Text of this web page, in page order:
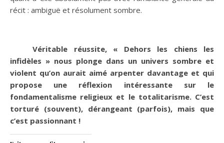
récit : ambiguë et résolument sombre.
Véritable réussite, « Dehors les chiens les
infidèles » nous plonge dans un univers sombre et
violent qu’on aurait aimé arpenter davantage et qui
propose une réflexion intéressante sur le
fondamentalisme religieux et le totalitarisme. C’est
torturé (souvent), dérangeant (parfois), mais que
c’est passionnant !